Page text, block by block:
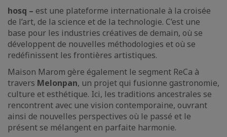
hosq – est une plateforme internationale à la croisée
de l’art, de la science et de la technologie. C’est une
base pour les industries créatives de demain, où se
développent de nouvelles méthodologies et où se
redéfinissent les frontières artistiques.
Maison Marom gère également le segment ReCa à
travers Melonpan, un projet qui fusionne gastronomie,
culture et esthétique. Ici, les traditions ancestrales se
rencontrent avec une vision contemporaine, ouvrant
ainsi de nouvelles perspectives où le passé et le
présent se mélangent en parfaite harmonie.